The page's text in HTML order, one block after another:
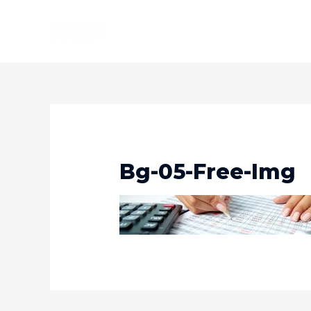
Bg-05-Free-Img